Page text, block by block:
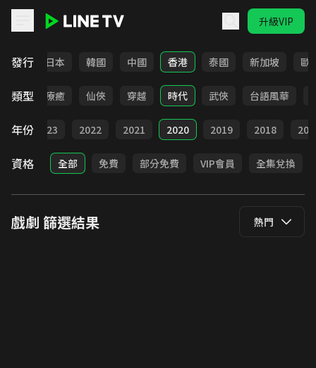
升級VIP
發行
台灣 日本 韓國 中國 香港 泰國 新加坡 歐
類型
驚悚 療癒 仙俠 穿越 時代 武俠 台語風華
年份 2023 2022 2021 2020 2019 2018
資格 全部 免費 部分免費 VIP會員 全集兌換
戲劇 篩選結果 熱門